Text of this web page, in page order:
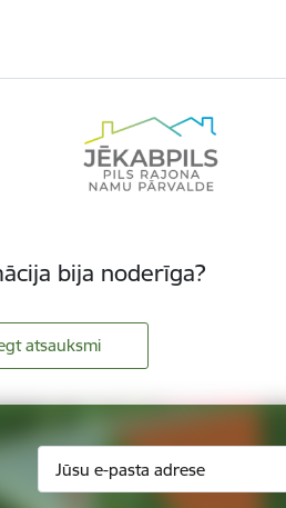
bija noderīga?
atsauksmi